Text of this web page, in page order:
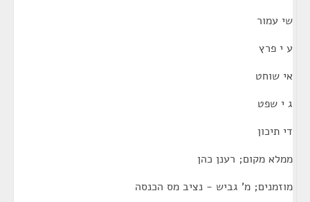
שי עמור
ע י פרץ
אי שוחט
ג י שפט
די תיכון
ממלא מקום; רענן כהן
מוזמנים; מ' גביש - נציב מס הכנסה